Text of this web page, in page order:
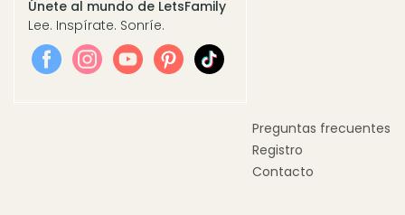
Únete al mundo de LetsFamily
Lee. Inspírate. Sonríe.
Preguntas frecuentes
Registro
Contacto